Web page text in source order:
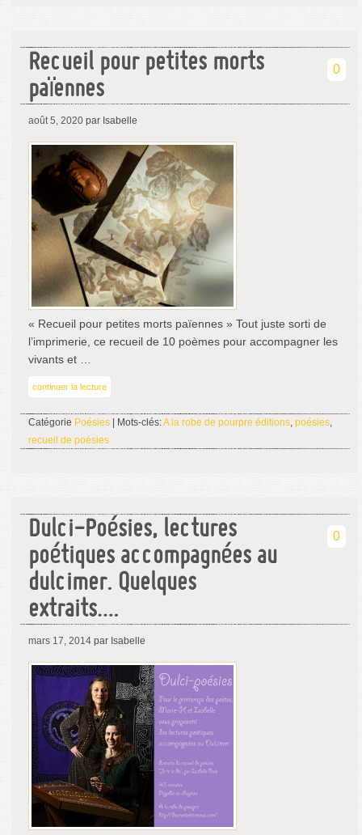
Recueil pour petites morts
païennes
0
août 5, 2020 par Isabelle
« Recueil pour petites morts païennes » Tout juste sorti de
l’imprimerie, ce recueil de 10 poèmes pour accompagner les
vivants et …
continuer la lecture
Catégorie Poésies | Mots-clés:A la robe de pourpre éditions, poésies,
recueil de poésies
Dulci-Poésies, lectures
poétiques accompagnées au
dulcimer. Quelques
extraits….
0
mars 17, 2014 par Isabelle